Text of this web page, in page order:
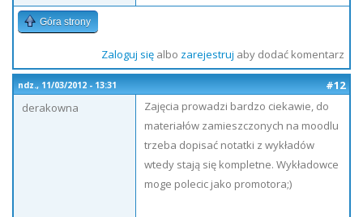
Góra strony
Zaloguj sięalbo zarejestruj aby dodać komentarz
ndz., 11/03/2012 - 13:31
#12
derakowna
Zajęcia prowadzi bardzo ciekawie, do
materiałów zamieszczonych na moodlu
trzeba dopisać notatki z wykładów
wtedy stają się kompletne. Wykładowce
moge polecic jako promotora;)